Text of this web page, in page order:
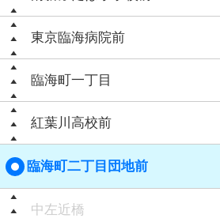
東京臨海病院前
臨海町一丁目
紅葉川高校前
臨海町二丁目団地前
中左近橋